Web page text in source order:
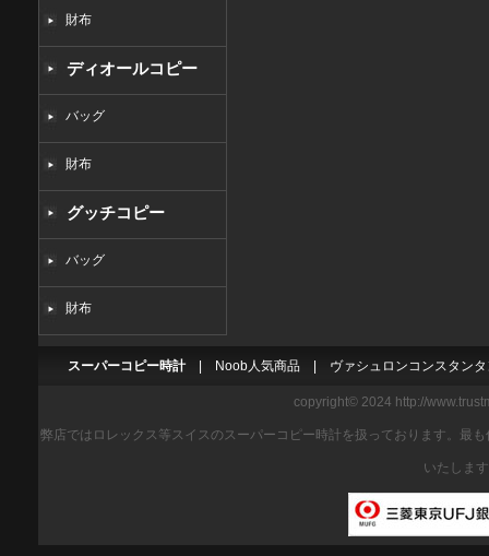
財布
ディオールコピー
バッグ
財布
グッチコピー
バッグ
財布
スーパーコピー時計 Noob人気商品 ヴァシュロンコンスタン
copyright© 2024 http://
弊店ではロレックス等スイスのスーパーコピー時計を扱っております。最
いたしま